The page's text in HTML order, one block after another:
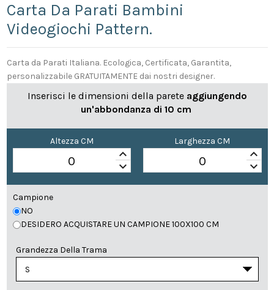
Carta Da Parati Bambini
Videogiochi Pattern.
Carta da Parati Italiana. Ecologica, Certificata, Garantita,
personalizzabile GRATUITAMENTE dai nostri designer.
Inserisci le dimensioni della parete aggiungendo
un'abbondanza di 10 cm
Altezza CM
keyboard_arrow_up
keyboard_arrow_down
Larghezza CM
keyboard_arrow_up
keyboard_arrow_down
Campione
NO
DESIDERO ACQUISTARE UN CAMPIONE 100X100 CM
Grandezza Della Trama